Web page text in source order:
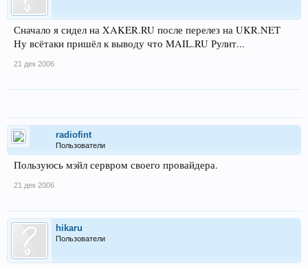
Сначало я сидел на XAKER.RU после перелез на UKR.NET
Ну всётаки пришёл к выводу что MAIL.RU Рулит...
21 дек 2006
radiofint
Пользователи
Пользуюсь мэйл сервром своего провайдера.
21 дек 2006
hikaru
Пользователи